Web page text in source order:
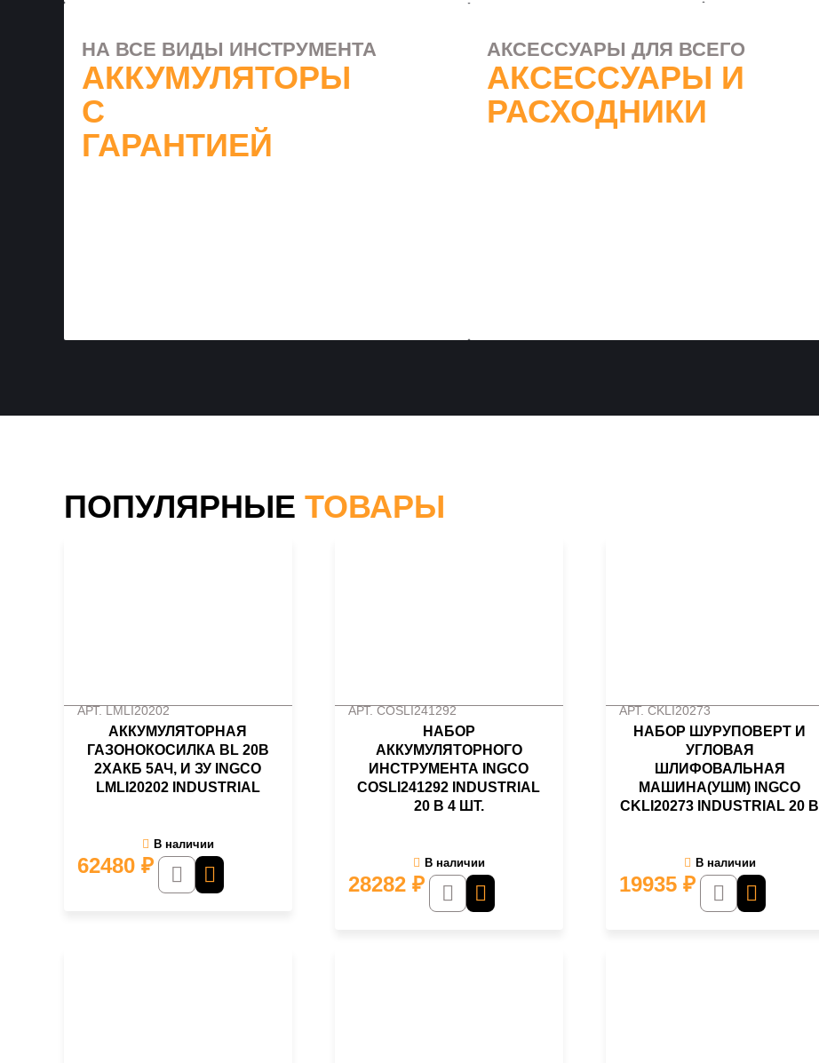
НА ВСЕ ВИДЫ ИНСТРУМЕНТА
АККУМУЛЯТОРЫ
С
ГАРАНТИЕЙ
АКСЕССУАРЫ ДЛЯ ВСЕГО
АКСЕССУАРЫ И
РАСХОДНИКИ
ПОПУЛЯРНЫЕ ТОВАРЫ
АРТ. LMLI20202
АККУМУЛЯТОРНАЯ
ГАЗОНОКОСИЛКА BL 20В
2ХАКБ 5АЧ, И ЗУ INGCO
LMLI20202 INDUSTRIAL
В наличии
62480 ₽
АРТ. COSLI241292
НАБОР
АККУМУЛЯТОРНОГО
ИНСТРУМЕНТА INGCO
COSLI241292 INDUSTRIAL
20 В 4 ШТ.
В наличии
28282 ₽
АРТ. CKLI20273
НАБОР ШУРУПОВЕРТ И
УГЛОВАЯ
ШЛИФОВАЛЬНАЯ
МАШИНА(УШМ) INGCO
CKLI20273 INDUSTRIAL 20 В
В наличии
19935 ₽